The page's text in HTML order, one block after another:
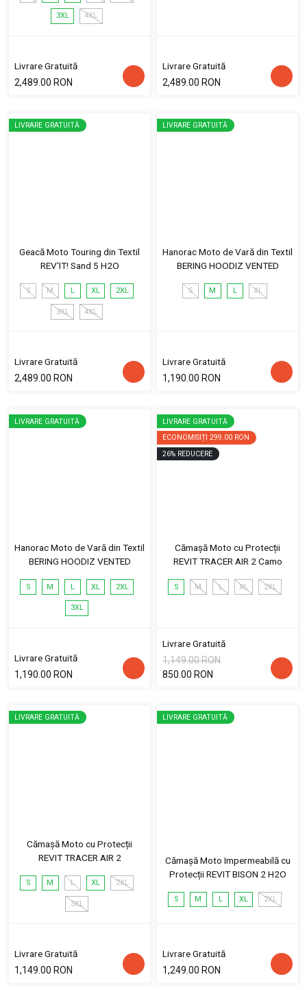
3XL 4XL
Livrare Gratuită
2,489.00 RON
Livrare Gratuită
2,489.00 RON
LIVRARE GRATUITĂ
Geacă Moto Touring din Textil
REV'IT! Sand 5 H2O
S M L XL 2XL
3XL 4XL
Livrare Gratuită
2,489.00 RON
LIVRARE GRATUITĂ
Hanorac Moto de Vară din Textil
BERING HOODIZ VENTED
S M L XL
Livrare Gratuită
1,190.00 RON
LIVRARE GRATUITĂ
Hanorac Moto de Vară din Textil
BERING HOODIZ VENTED
S M L XL 2XL
3XL
Livrare Gratuită
1,190.00 RON
LIVRARE GRATUITĂ
ECONOMISIȚI 299.00 RON
26% REDUCERE
Cămașă Moto cu Protecții
REVIT TRACER AIR 2 Camo
S M L XL 2XL
Livrare Gratuită
1,149.00 RON
850.00 RON
LIVRARE GRATUITĂ
Cămașă Moto cu Protecții
REVIT TRACER AIR 2
S M L XL 2XL
3XL
Livrare Gratuită
1,149.00 RON
LIVRARE GRATUITĂ
Cămașă Moto Impermeabilă cu
Protecții REVIT BISON 2 H2O
S M L XL 2XL
Livrare Gratuită
1,249.00 RON